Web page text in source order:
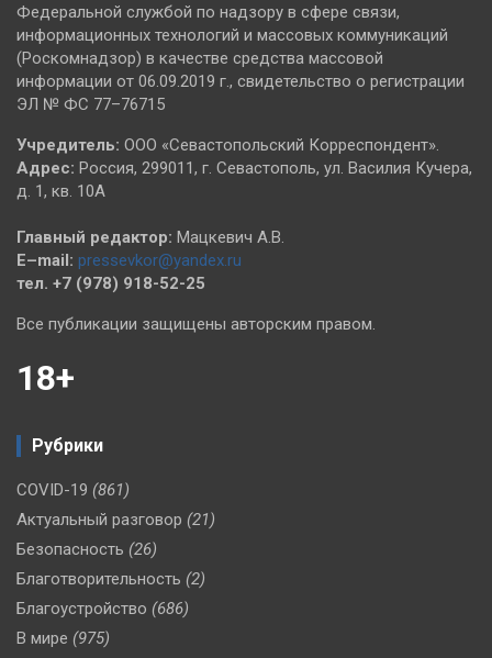
Федеральной службой по надзору в сфере связи,
информационных технологий и массовых коммуникаций
(Роскомнадзор) в качестве средства массовой
информации от 06.09.2019 г., свидетельство о регистрации
ЭЛ № ФС 77–76715
Учредитель: ООО «Севастопольский Корреспондент».
Адрес: Россия, 299011, г. Севастополь, ул. Василия Кучера,
д. 1, кв. 10А
Главный редактор: Мацкевич А.В.
E–mail: pressevkor@yandex.ru
тел. +7 (978) 918-52-25
Все публикации защищены авторским правом.
18+
Рубрики
COVID-19 (861)
Актуальный разговор (21)
Безопасность (26)
Благотворительность (2)
Благоустройство (686)
В мире (975)